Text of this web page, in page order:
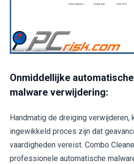
Onmiddellijke
malware verwijdering:
Handmatig de dreiging verwijderen,
ingewikkeld proces zijn dat
vaardigheden vereist. Combo
professionele automatische